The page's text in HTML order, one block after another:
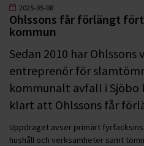
2025-05-08
Ohlssons får förlängt
kommun
Sedan 2010 har Ohlssons
entreprenör för
kommunalt avfall i Sjöbo
klart att Ohlssons får
Uppdraget avser primärt
hushåll och verksamheter samt